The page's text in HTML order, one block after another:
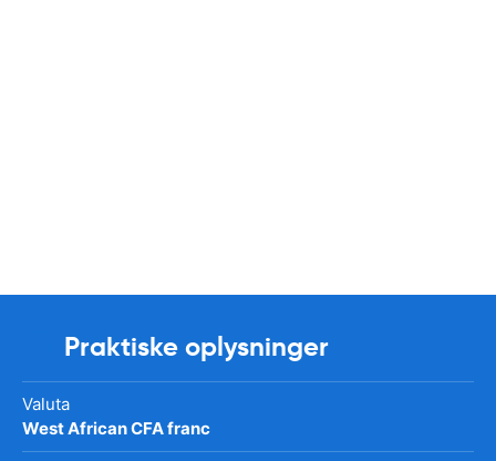
Praktiske oplysninger
Valuta
West African CFA franc